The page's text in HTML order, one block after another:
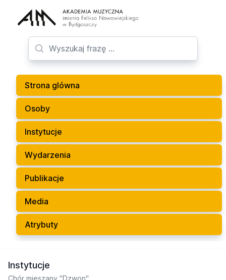
Strona glówna
Osoby
Instytucje
Wydarzenia
Publikacje
Media
Atrybuty
Instytucje
Chór mieszany "Dzwon"